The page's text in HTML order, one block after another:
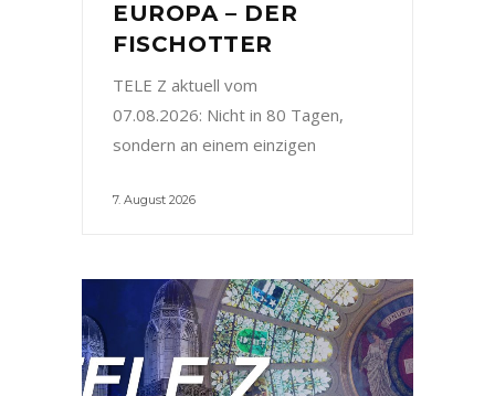
EUROPA – DER
FISCHOTTER
TELE Z aktuell vom
07.08.2026: Nicht in 80 Tagen,
sondern an einem einzigen
7. August 2026